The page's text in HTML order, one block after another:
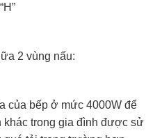
2 vùng nấu:
của bếp ở mức 4000W để
khác trong gia đình được sử